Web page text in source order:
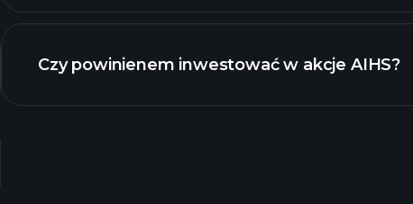
raporty finansowe
Czy powinienem inwestować w akcje AIHS?